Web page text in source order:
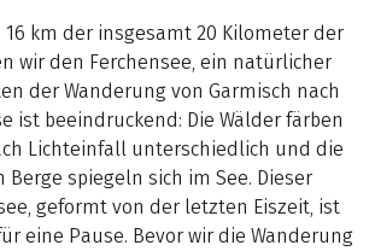
km der insgesamt 20 Kilometer der
wir den Ferchensee, ein natürlicher
der Wanderung von Garmisch nach
ist beeindruckend: Die Wälder färben
Lichteinfall unterschiedlich und die
spiegeln sich im See. Dieser
geformt von der letzten Eiszeit, ist
eine Pause. Bevor wir die Wanderung